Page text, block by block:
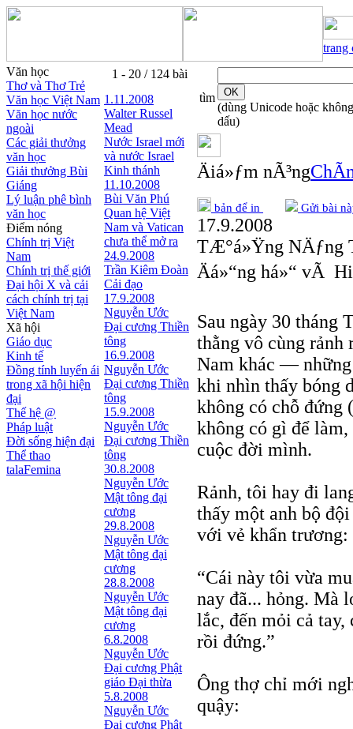
trang
Văn học
Thơ và Thơ Trẻ
Văn học Việt Nam
Văn học nước
ngoài
Các giải thưởng
văn học
Giải thưởng Bùi
Giáng
Lý luận phê bình
văn học
Điểm nóng
Chính trị Việt
Nam
Chính trị thế giới
Đại hội X và cải
cách chính trị tại
Việt Nam
Xã hội
Giáo dục
Kinh tế
Đồng tính luyến ái
trong xã hội hiện
đại
Thế hệ @
Pháp luật
Đời sống hiện đại
Thể thao
talaFemina
1 - 20 / 124 bài
1.11.2008
Walter Russel
Mead
Nước Israel mới
và nước Israel
Kinh thánh
11.10.2008
Bùi Văn Phú
Quan hệ Việt
Nam và Vatican
chưa thể mở ra
24.9.2008
Trần Kiêm Đoàn
Cải đạo
17.9.2008
Nguyễn Ước
Ðại cương Thiền
tông
16.9.2008
Nguyễn Ước
Ðại cương Thiền
tông
15.9.2008
Nguyễn Ước
Ðại cương Thiền
tông
30.8.2008
Nguyễn Ước
Mật tông đại
cương
29.8.2008
Nguyễn Ước
Mật tông đại
cương
28.8.2008
Nguyễn Ước
Mật tông đại
cương
6.8.2008
Nguyễn Ước
Ðại cương Phật
giáo Ðại thừa
5.8.2008
Nguyễn Ước
Ðại cương Phật
tìm
(dùng Unicode hoặc không
dấu)
Äiá»ƒm nÃ³ng
bản để in Gửi bài
17.9.2008
TÆ°á»Ÿng NÄƒng
Äá»“ng há»“ vÃ
Sau ngày 30 tháng
thằng vô cùng
Nam khác — những
khi nhìn thấy bóng
không có chỗ
không có gì để
cuộc đời mình.
Rảnh, tôi hay đi
thấy một anh bộ
với vẻ khẩn trương:
“Cái này tôi vừa
nay đã... hỏng. Mà
lắc, đến mỏi cả
rồi đứng.”
Ông thợ chỉ mới
quậy: